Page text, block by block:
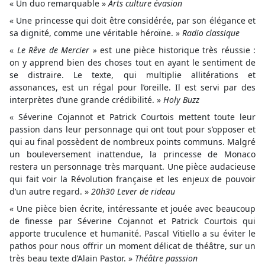
« Un duo remarquable »Arts culture évasion
« Une princesse qui doit être considérée, par son élégance et
sa dignité, comme une véritable héroïne. » Radio classique
« Le Rêve de Mercier » est une pièce historique très réussie :
on y apprend bien des choses tout en ayant le sentiment de
se distraire. Le texte, qui multiplie allitérations et
assonances, est un régal pour l’oreille. Il est servi par des
interprètes d’une grande crédibilité. » Holy Buzz
« Séverine Cojannot et Patrick Courtois mettent toute leur
passion dans leur personnage qui ont tout pour s’opposer et
qui au final possèdent de nombreux points communs. Malgré
un bouleversement inattendue, la princesse de Monaco
restera un personnage très marquant. Une pièce audacieuse
qui fait voir la Révolution française et les enjeux de pouvoir
d’un autre regard. » 20h30 Lever de rideau
« Une pièce bien écrite, intéressante et jouée avec beaucoup
de finesse par Séverine Cojannot et Patrick Courtois qui
apporte truculence et humanité. Pascal Vitiello a su éviter le
pathos pour nous offrir un moment délicat de théâtre, sur un
très beau texte d’Alain Pastor. » Théâtre passsion